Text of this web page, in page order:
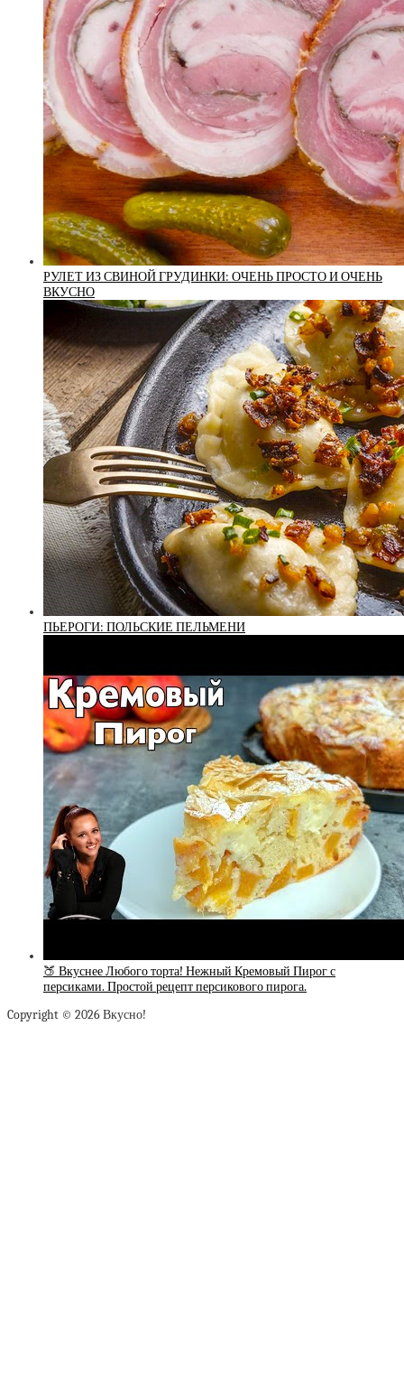
РУЛЕТ ИЗ СВИНОЙ ГРУДИНКИ: ОЧЕНЬ ПРОСТО И ОЧЕНЬ
ВКУСНО
ПЬЕРОГИ: ПОЛЬСКИЕ ПЕЛЬМЕНИ
🍑 Вкуснее Любого торта! Нежный Кремовый Пирог с
персиками. Простой рецепт персикового пирога.
Copyright © 2026 Вкусно!